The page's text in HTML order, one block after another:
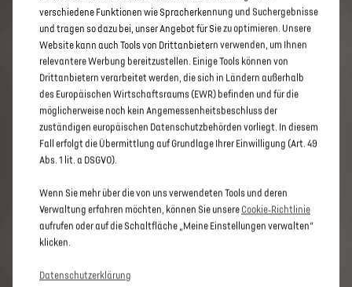
ENTDECKEN SIE ALLE DS 3 UND
DS 3 CROSSBACK MIT BENZIN /
MILD-HYBRID ANTRIEB VON
THOMAS WANDSCHER
AUTOVERTRIEBS GMBH
verschiedene Funktionen wie Spracherkennung und Suchergebnisse
und tragen so dazu bei, unser Angebot für Sie zu optimieren. Unsere
Website kann auch Tools von Drittanbietern verwenden, um Ihnen
relevantere Werbung bereitzustellen. Einige Tools können von
Drittanbietern verarbeitet werden, die sich in Ländern außerhalb
des Europäischen Wirtschaftsraums (EWR) befinden und für die
möglicherweise noch kein Angemessenheitsbeschluss der
zuständigen europäischen Datenschutzbehörden vorliegt. In diesem
Fall erfolgt die Übermittlung auf Grundlage Ihrer Einwilligung (Art. 49
Abs. 1 lit. a DSGVO).
Wenn Sie mehr über die von uns verwendeten Tools und deren
Verwaltung erfahren möchten, können Sie unsere Cookie‑Richtlinie
aufrufen oder auf die Schaltfläche „Meine Einstellungen verwalten“
klicken.
Datenschutzerklärung